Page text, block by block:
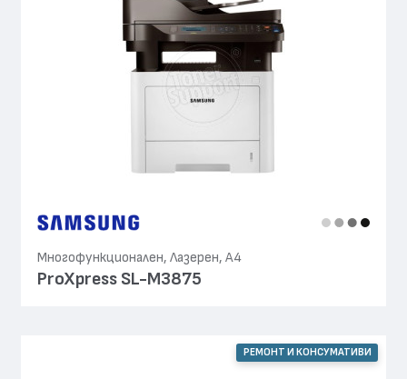
Многофункционален, Лазерен, А4
ProXpress SL-M3875
РЕМОНТ И КОНСУМАТИВИ